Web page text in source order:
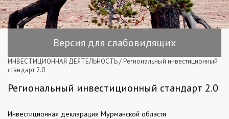
Версия для слабовидящих
ИНВЕСТИЦИОННАЯ ДЕЯТЕЛЬНОСТЬ/ Региональный инвестиционный
стандарт 2.0
Региональный инвестиционный стандарт 2.0
Инвестиционная декларация Мурманской области